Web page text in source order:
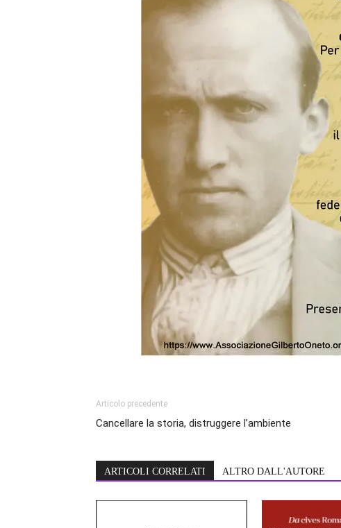
Articolo precedente
Cancellare la storia, distruggere l’ambiente
ARTICOLI CORRELATI ALTRO DALL'AUTORE